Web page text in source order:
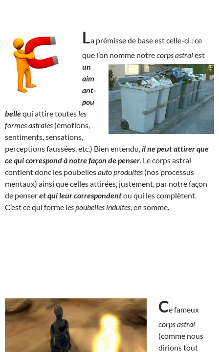
La prémisse de base est celle-ci : ce
que l’on nomme notrecorps astralest
un
aim
ant-
pou
bellequi attire toutes les
formes astrales (émotions,
sentiments, sensations,
perceptions faussées, etc.) Bien entendu, il ne peut attirer que
ce qui correspond à notre façon de penser . Le corps astral
contient donc les poubellesauto produites (nos processus
mentaux) ainsi que celles attirées, justement, par notre façon
de penseret quileur correspondentou qui les complètent.
C’est ce qui forme les poubelles induites , en somme.
Ce fameux
corps astral
(comme nous
dirions tout